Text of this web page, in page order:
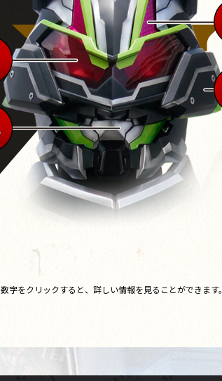
数字をクリックすると、詳しい情報を見ることができます。